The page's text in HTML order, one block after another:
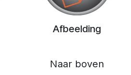
Afbeelding
Naar boven